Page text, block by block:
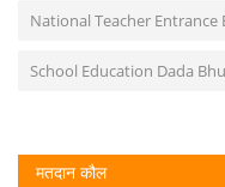
National Teacher Entrance
School Education Dada
मतदान कौल